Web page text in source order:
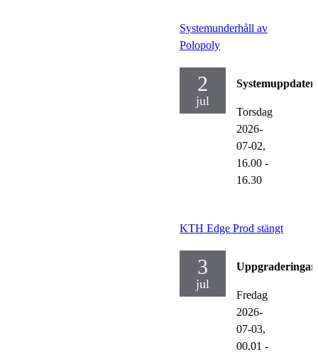
Systemunderhåll av
Polopoly
2
jul
Torsdag
2026-
07-02,
16.00 -
16.30
KTH Edge Prod stängt
3
jul
Uppgraderingar
Fredag
2026-
07-03,
00.01 -